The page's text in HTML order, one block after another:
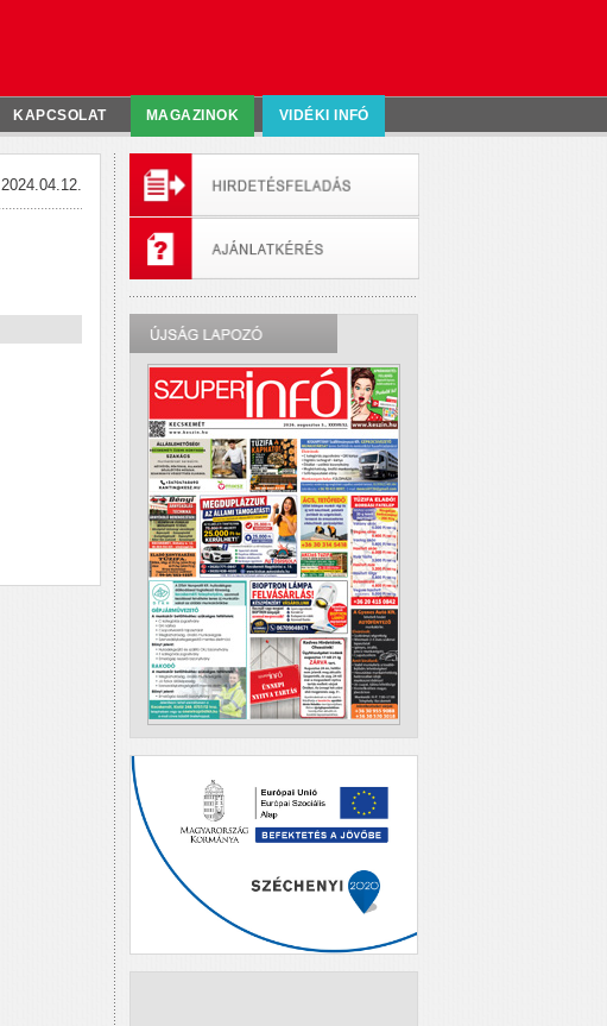
KAPCSOLAT MAGAZINOK VIDÉKI INFÓ
2024.04.12.